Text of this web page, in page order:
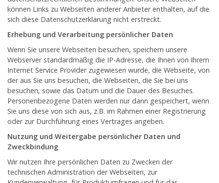
können Links zu Webseiten anderer Anbieter enthalten, auf die
sich diese Datenschutzerklärung nicht erstreckt.
Erhebung und Verarbeitung persönlicher Daten
Wenn Sie unsere Webseiten besuchen, speichern unsere
Webserver standardmäßig die IP-Adresse, die Ihnen von Ihrem
Internet Service Provider zugewiesen wurde, die Webseite, von
der aus Sie uns besuchen, die Webseiten, die Sie bei uns
besuchen, sowie das Datum und die Dauer des Besuches.
Personenbezogene Daten werden nur dann gespeichert, wenn
Sie uns diese von sich aus, z.B. im Rahmen einer Registrierung
oder zur Durchführung eines Vertrages angeben.
Nutzung und Weitergabe persönlicher Daten und
Zweckbindung
Wir nutzen Ihre persönlichen Daten zu Zwecken der
technischen Administration der Webseiten, zur